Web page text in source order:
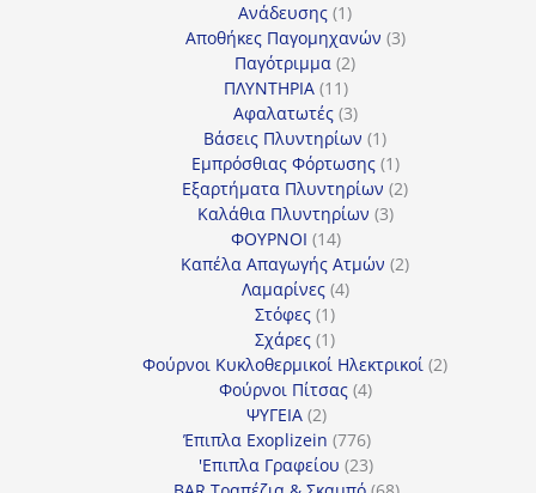
Ανάδευσης 11
προϊόν
Αποθήκες Παγομηχανών 33
Παγότριμμα 22
ΠΛΥΝΤΗΡΙΑ 1111
προϊόντα
Αφαλατωτές 33
προϊόντα
Βάσεις Πλυντηρίων 11
προϊόν
Εμπρόσθιας Φόρτωσης 11
προϊόν
Εξαρτήματα Πλυντηρίων 22
Καλάθια Πλυντηρίων 33
ΦΟΥΡΝΟΙ 1414
προϊόντα
Καπέλα Απαγωγής Ατμών 22
Λαμαρίνες 44
Στόφες 11
προϊόν
Σχάρες 11
προϊόν
Φούρνοι Κυκλοθερμικοί Ηλεκτρικοί 22
Φούρνοι Πίτσας 44
ΨΥΓΕΙΑ 22
προϊόντα
Έπιπλα Exoplizein 776776
προϊόντα
'Επιπλα Γραφείου 2323
προϊόντα
68